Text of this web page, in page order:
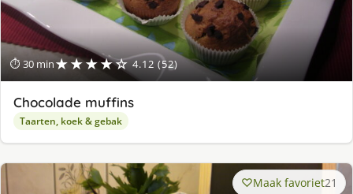
⏱ 30 min★★★★☆ 4.12 (52)
Chocolade muffins
Taarten, koek & gebak
Maak favoriet21